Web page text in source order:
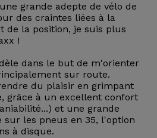
grande adepte de vélo de
des craintes liées à la
de la position, je suis plus
!
dans le but de m'orienter
sur route.
du plaisir en grimpant
grâce à un excellent confort
et une grande
sur les pneus en 35, l'option
à disque.